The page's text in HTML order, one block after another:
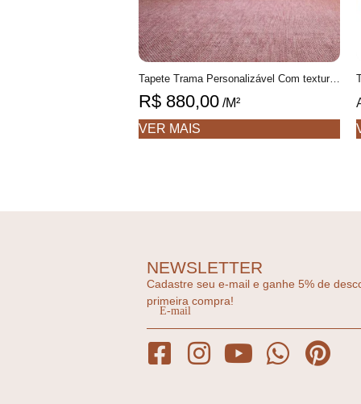
Tapete Trama Personalizável Com textura feito à mão, 100% algodão reciclado
R$ 880,00 /M²
VER MAIS
NEWSLETTER
Cadastre seu e-mail e ganhe 5% de
primeira compra!